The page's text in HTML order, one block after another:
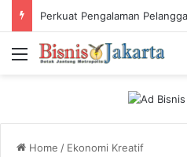
Menu
Home / Ekonomi Kreatif